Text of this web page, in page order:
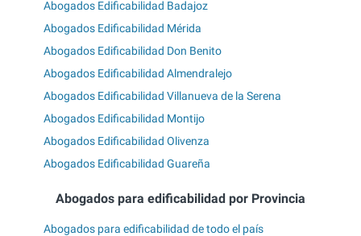
Abogados Edificabilidad Badajoz
Abogados Edificabilidad Mérida
Abogados Edificabilidad Don Benito
Abogados Edificabilidad Almendralejo
Abogados Edificabilidad Villanueva de la Serena
Abogados Edificabilidad Montijo
Abogados Edificabilidad Olivenza
Abogados Edificabilidad Guareña
Abogados para edificabilidad por Provincia
Abogados para edificabilidad de todo el país